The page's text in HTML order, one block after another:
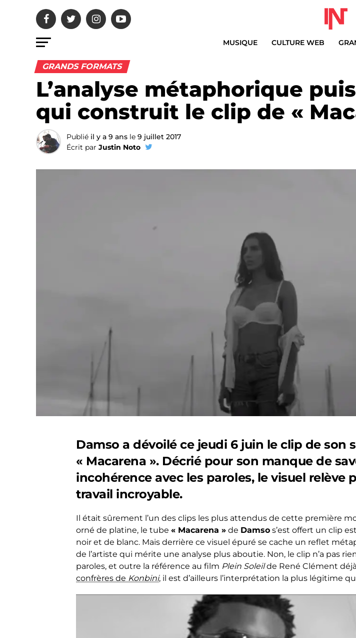
MUSIQUE CULTURE WEB
GRANDS FORMATS
L’analyse métaphorique
qui construit le clip de «
Publié il y a 9 ans le 9 juillet 2017
Écrit par Justin Noto
Damso a dévoilé ce jeudi 6 juin le clip de son
« Macarena ». Décrié pour son manque de
incohérence avec les paroles, le visuel relève
travail incroyable.
Il était sûrement l’un des clips les plus attendus de cette première
orné de platine, le tube « Macarena » de Damso s’est offert un clip
noir et de blanc. Mais derrière ce visuel épuré se cache un reflet
de l’artiste qui mérite une analyse plus aboutie. Non, le clip n’a pas
paroles, et outre la référence au film Plein Soleilde René Clément
confrères de Konbini, il est d’ailleurs l’interprétation la plus légitime